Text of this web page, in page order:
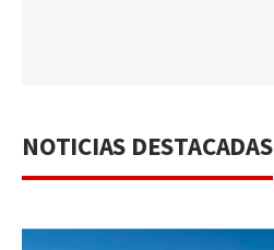
NOTICIAS DESTACADAS